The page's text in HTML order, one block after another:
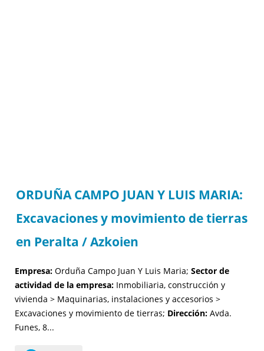
ORDUÑA CAMPO JUAN Y LUIS MARIA:
Excavaciones y movimiento de tierras
en Peralta / Azkoien
Empresa: Orduña Campo Juan Y Luis Maria; Sector de
actividad de la empresa: Inmobiliaria, construcción y
vivienda > Maquinarias, instalaciones y accesorios >
Excavaciones y movimiento de tierras; Dirección: Avda.
Funes, 8...